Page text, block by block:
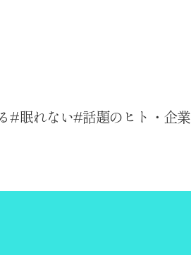
眠れない 話題のヒト・企業